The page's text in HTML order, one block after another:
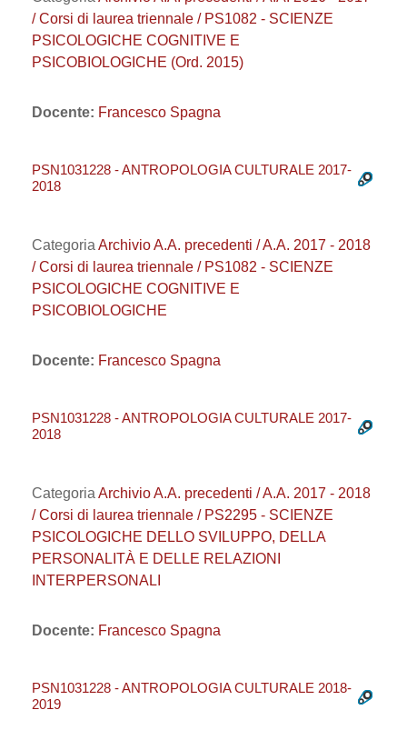
/ Corsi di laurea triennale / PS1082 - SCIENZE
PSICOLOGICHE COGNITIVE E
PSICOBIOLOGICHE (Ord. 2015)
Docente: Francesco Spagna
PSN1031228 - ANTROPOLOGIA CULTURALE 2017-
2018
Categoria Archivio A.A. precedenti / A.A. 2017 - 2018
/ Corsi di laurea triennale / PS1082 - SCIENZE
PSICOLOGICHE COGNITIVE E
PSICOBIOLOGICHE
Docente: Francesco Spagna
PSN1031228 - ANTROPOLOGIA CULTURALE 2017-
2018
Categoria Archivio A.A. precedenti / A.A. 2017 - 2018
/ Corsi di laurea triennale / PS2295 - SCIENZE
PSICOLOGICHE DELLO SVILUPPO, DELLA
PERSONALITÀ E DELLE RELAZIONI
INTERPERSONALI
Docente: Francesco Spagna
PSN1031228 - ANTROPOLOGIA CULTURALE 2018-
2019